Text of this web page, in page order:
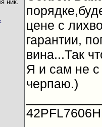
цене с
гарантии,
вина...Так
Я и сам не с
черпаю.)